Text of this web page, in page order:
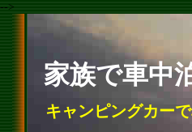
-->
家族で車中
キャンピングカー